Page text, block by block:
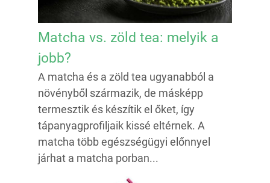
Matcha vs. zöld tea: melyik a
jobb?
A matcha és a zöld tea ugyanabból a
növényből származik, de másképp
termesztik és készítik el őket, így
tápanyagprofiljaik kissé eltérnek. A
matcha több egészségügyi előnnyel
járhat a matcha porban...